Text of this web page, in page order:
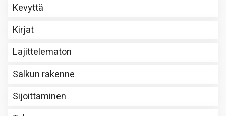
Kevyttä
Kirjat
Lajittelematon
Salkun rakenne
Sijoittaminen